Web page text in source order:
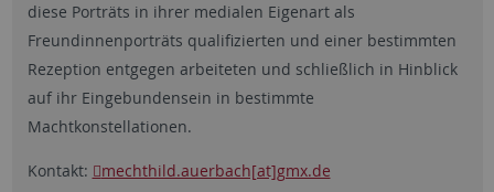
diese Porträts in ihrer medialen Eigenart als
Freundinnenporträts qualifizierten und einer bestimmten
Rezeption entgegen arbeiteten und schließlich in Hinblick
auf ihr Eingebundensein in bestimmte
Machtkonstellationen.
Kontakt: mechthild.auerbach[at]gmx.de